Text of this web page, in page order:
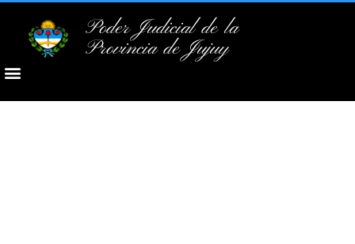
Poder Judicial de la
Provincia de Jujuy